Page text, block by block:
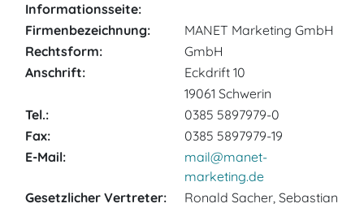
Informationsseite:
Firmen­bezeichnung:
MANET Marketing GmbH
Rechtsform:
GmbH
Anschrift:
Eckdrift 10
19061 Schwerin
Tel.:
0385 5897979-0
Fax:
0385 5897979-19
E-Mail:
mail@manet-
marketing.de
Gesetzlicher Vertreter:
Ronald Sacher, Sebastian